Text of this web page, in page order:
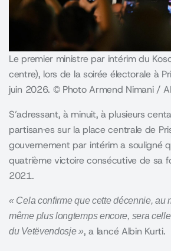
Le premier ministre par intérim du
centre), lors de la soirée électorale à
juin 2026. © Photo Armend Nimani /
S’adressant, à minuit, à plusieurs
partisan·es sur la place centrale de
gouvernement par intérim a souligné
quatrième victoire consécutive de sa
2021.
« Cela confirme que cette décennie, au
même plus longtemps encore, sera
du Vetëvendosje », a lancé Albin Kurti.